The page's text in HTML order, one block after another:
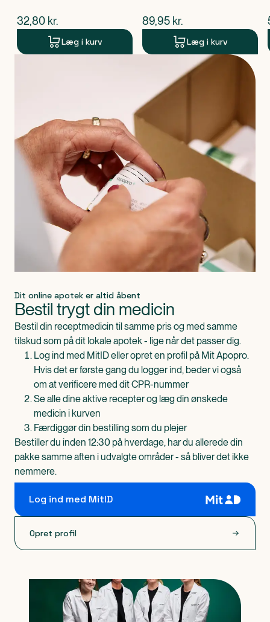
$nuværende pris
32,80 kr.
Læg i kurv
$nuværende pris
89,95 kr.
Læg i kurv
Dit online apotek er altid åbent
Bestil trygt din medicin
Bestil din receptmedicin til samme pris og med samme
tilskud som på dit lokale apotek - lige når det passer dig.
Log ind med MitID eller opret en profil på Mit Apopro.
Hvis det er første gang du logger ind, beder vi også
om at verificere med dit CPR-nummer
Se alle dine aktive recepter og læg din ønskede
medicin i kurven
Færdiggør din bestilling som du plejer
Bestiller du inden 12:30 på hverdage, har du allerede din
pakke samme aften i udvalgte områder - så bliver det ikke
nemmere.
Log ind med MitID
Opret profil